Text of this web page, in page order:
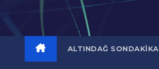
ALTINDAĞ SONDAKIKA